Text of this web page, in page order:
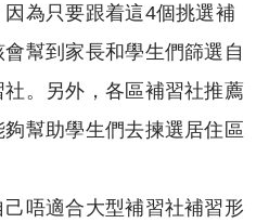
為只要跟着這4個挑選補
幫到家長和學生們篩選自
。另外，各區補習社推薦
幫助學生們去揀選居住區
唔適合大型補習社補習形